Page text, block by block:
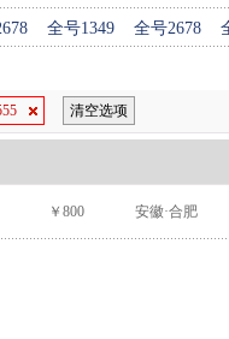
全号1349 全号2678
清空选项
￥800 安徽·合肥